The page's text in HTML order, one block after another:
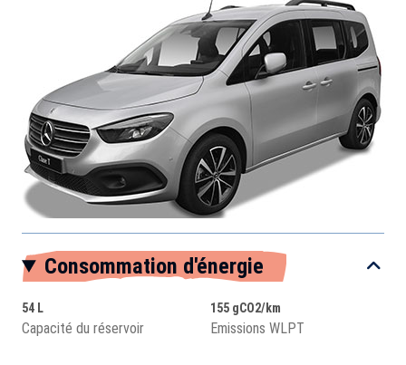
Consommation d'énergie
54 L
Capacité du réservoir
155 gCO2/km
Emissions WLPT